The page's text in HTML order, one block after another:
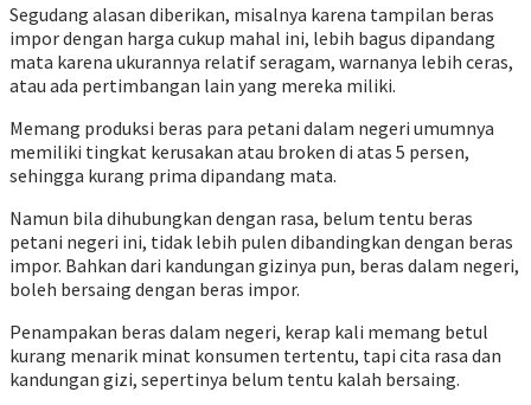
Segudang alasan diberikan, misalnya karena tampilan beras
impor dengan harga cukup mahal ini, lebih bagus dipandang
mata karena ukurannya relatif seragam, warnanya lebih ceras,
atau ada pertimbangan lain yang mereka miliki.
Memang produksi beras para petani dalam negeri umumnya
memiliki tingkat kerusakan atau broken di atas 5 persen,
sehingga kurang prima dipandang mata.
Namun bila dihubungkan dengan rasa, belum tentu beras
petani negeri ini, tidak lebih pulen dibandingkan dengan beras
impor. Bahkan dari kandungan gizinya pun, beras dalam negeri,
boleh bersaing dengan beras impor.
Penampakan beras dalam negeri, kerap kali memang betul
kurang menarik minat konsumen tertentu, tapi cita rasa dan
kandungan gizi, sepertinya belum tentu kalah bersaing.